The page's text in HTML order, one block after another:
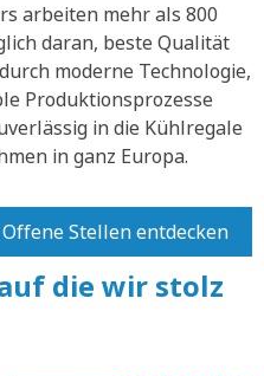
arbeiten mehr als 800
daran, beste Qualität
moderne Technologie,
Produktionsprozesse
in die Kühlregale
in ganz Europa.
Offene Stellen entdecken
die wir stolz